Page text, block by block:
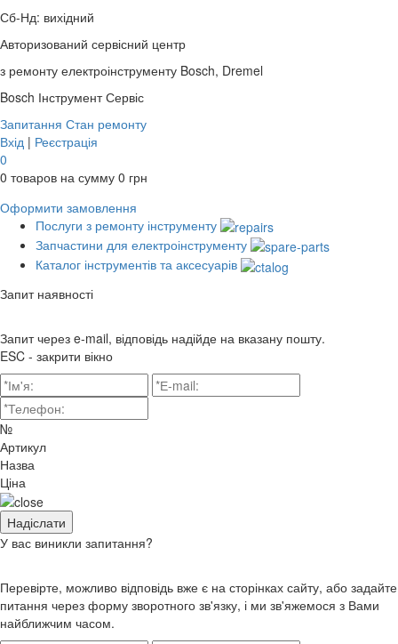
Сб-Нд: вихідний
Авторизований сервісний центр
з ремонту електроінструменту Bosch, Dremel
Bosch Інструмент Сервіс
Запитання Стан ремонту
Вхід | Реєстрація
0
0 товаров на сумму 0 грн
Оформити замовлення
Послуги з ремонту інструменту
Запчастини для електроінструменту
Каталог інструментів та аксесуарів
Запит наявності
Запит через e-mail, відповідь надійде на вказану пошту.
ESC - закрити вікно
№
Артикул
Назва
Ціна
У вас виникли запитання?
Перевірте, можливо відповідь вже є на сторінках сайту, або задайте
питання через форму зворотного зв'язку, і ми зв'яжемося з Вами
найближчим часом.